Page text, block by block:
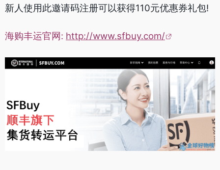
新人使用此邀请码注册可以获得110元优惠券礼包!
海购丰运官网: http://www.sfbuy.com/